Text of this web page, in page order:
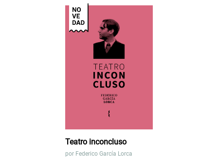
Teatro inconcluso
por Federico García Lorca